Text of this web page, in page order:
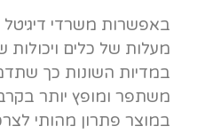
מעלות של כלים ויכולות
במדיות השונות כך
משתפר ומופץ יותר
במוצר פתרון מהותי